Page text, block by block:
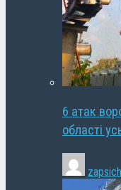
6 атак
області
zapsich